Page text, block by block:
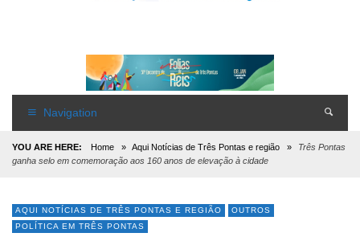
Navigation
YOU ARE HERE: Home » Aqui Notícias de Três Pontas e região »
Três Pontas
ganha selo em comemoração aos 160 anos de elevação à cidade
AQUI NOTÍCIAS DE TRÊS PONTAS E REGIÃO
OUTROS
POLÍTICA EM TRÊS PONTAS